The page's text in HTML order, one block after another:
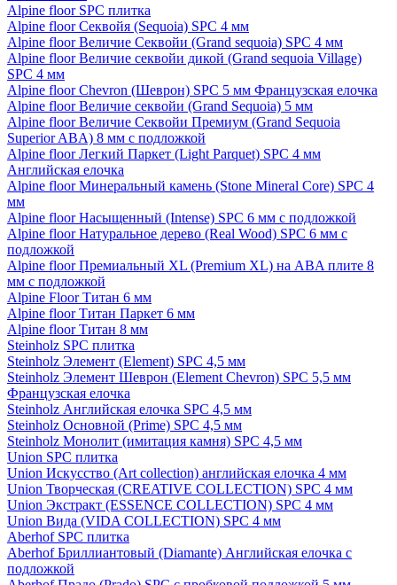
Alpine floor SPC плитка
Alpine floor Секвойя (Sequoia) SPC 4 мм
Alpine floor Величие Секвойи (Grand sequoia) SPC 4 мм
Alpine floor Величие секвойи дикой (Grand sequoia Village)
SPC 4 мм
Alpine floor Chevron (Шеврон) SPC 5 мм Французская елочка
Alpine floor Величие секвойи (Grand Sequoia) 5 мм
Alpine floor Величие Секвойи Премиум (Grand Sequoia
Superior ABA) 8 мм с подложкой
Alpine floor Легкий Паркет (Light Parquet) SPC 4 мм
Английская елочка
Alpine floor Минеральный камень (Stone Mineral Core) SPC 4
мм
Alpine floor Насыщенный (Intense) SPC 6 мм с подложкой
Alpine floor Натуральное дерево (Real Wood) SPC 6 мм с
подложкой
Alpine floor Премиальный XL (Premium XL) на ABA плите 8
мм с подложкой
Alpine Floor Титан 6 мм
Alpine floor Титан Паркет 6 мм
Alpine floor Титан 8 мм
Steinholz SPC плитка
Steinholz Элемент (Element) SPC 4,5 мм
Steinholz Элемент Шеврон (Element Chevron) SPC 5,5 мм
Французская елочка
Steinholz Английская елочка SPC 4,5 мм
Steinholz Основной (Prime) SPC 4,5 мм
Steinholz Монолит (имитация камня) SPC 4,5 мм
Union SPC плитка
Union Искусство (Art collection) английская елочка 4 мм
Union Творческая (CREATIVE COLLECTION) SPC 4 мм
Union Экстракт (ESSENCE COLLECTION) SPC 4 мм
Union Вида (VIDA COLLECTION) SPC 4 мм
Aberhof SPC плитка
Aberhof Бриллиантовый (Diamante) Английская елочка с
подложкой